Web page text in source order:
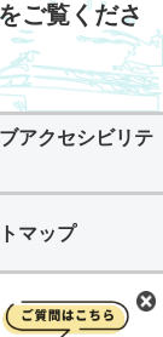
ご覧くださ
アクセシビリテ
マップ